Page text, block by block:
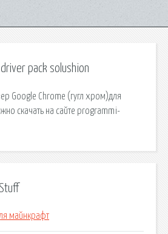
driver pack solushion
Google Chrome (гугл хром)для
скачать на сайте programmi-
майнкрафт